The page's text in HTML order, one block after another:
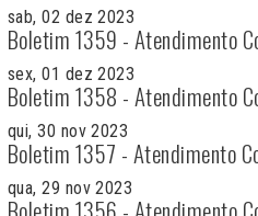
sab, 02 dez 2023
Boletim 1359 - Atendimento
sex, 01 dez 2023
Boletim 1358 - Atendimento
qui, 30 nov 2023
Boletim 1357 - Atendimento
qua, 29 nov 2023